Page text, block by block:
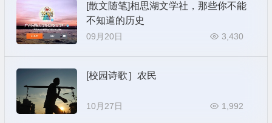
[散文随笔]相思湖文学社，那些你不能
不知道的历史
09月20日 3,430
[校园诗歌］农民
10月27日 1,992